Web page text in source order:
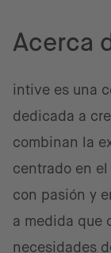
Acerca
intive es una
dedicada a
combinan la
centrado en
con pasión y
a medida que
necesidades